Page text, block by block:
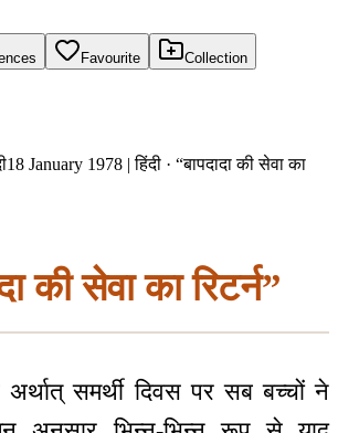
Favourite Collection
18 January 1978 | हिंदी · “बापदादा की सेवा का
की सेवा का रिटर्न”
समर्थी दिवस पर सब बच्चों ने